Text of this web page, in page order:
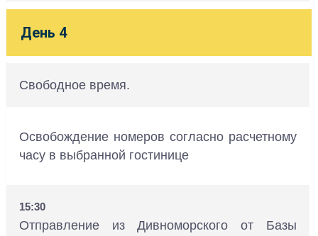
День 4
Свободное время.
Освобождение номеров согласно расчетному
часу в выбранной гостинице
15:30
Отправление из Дивноморского от Базы